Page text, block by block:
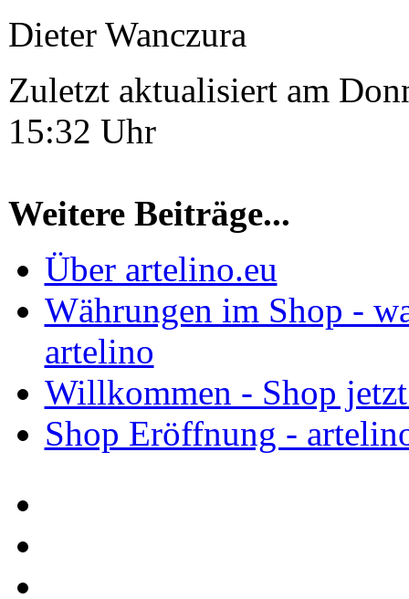
Dieter Wanczura
Zuletzt aktualisiert am
15:32 Uhr
Weitere Beiträge...
Über artelino.eu
Währungen im Shop -
artelino
Willkommen - Shop
Shop Eröffnung -